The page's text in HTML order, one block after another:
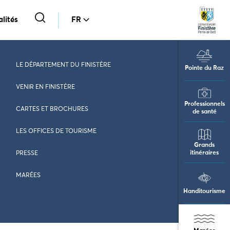
FR
Pointe du Raz
Professionnels
de santé
Grands
itinéraires
Handitourisme
LE DÉPARTEMENT DU FINISTÈRE
VENIR EN FINISTÈRE
CARTES ET BROCHURES
LES OFFICES DE TOURISME
PRESSE
MARÉES